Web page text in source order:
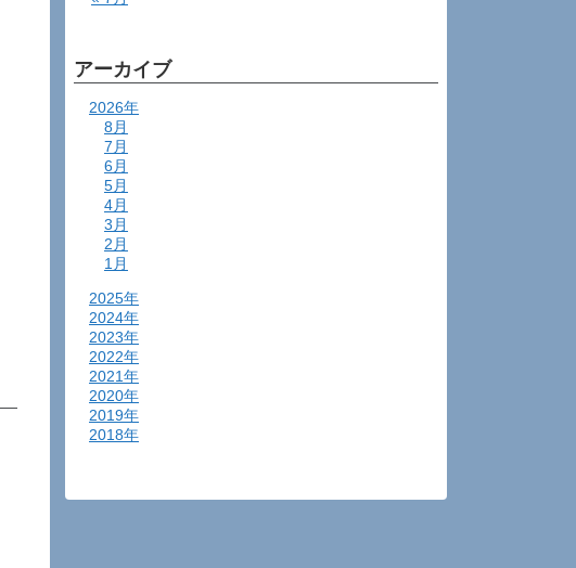
アーカイブ
2026年
8月
7月
6月
5月
4月
3月
2月
1月
2025年
2024年
2023年
2022年
2021年
2020年
2019年
2018年